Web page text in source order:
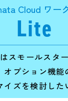
Cloud ワー
Lite
スモールスタ
オプション機能
イズを検討した